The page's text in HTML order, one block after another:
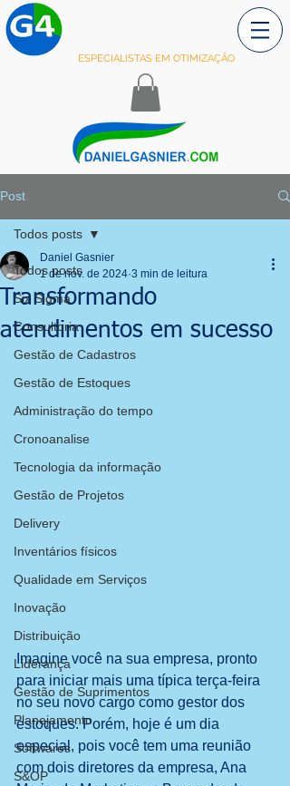
ESPECIALISTAS EM OTIMIZAÇÃO
Post
Todos posts
Six Sigma
Consultoria
Gestão de Cadastros
Gestão de Estoques
Administração do tempo
Cronoanalise
Tecnologia da informação
Gestão de Projetos
Delivery
Inventários físicos
Qualidade em Serviços
Inovação
Distribuição
Liderança
Gestão de Suprimentos
Planejamento
Softwares
S&OP
Todos posts
Transformando
atendimentos em sucesso
Daniel Gasnier
1 de nov. de 2024 3 min de leitura
Imagine você na sua empresa, pronto
para iniciar mais uma típica terça-feira
no seu novo cargo como gestor dos
estoques. Porém, hoje é um dia
especial, pois você tem uma reunião
com dois diretores da empresa, Ana